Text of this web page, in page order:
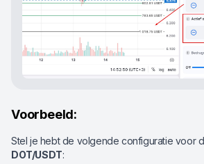
Voorbeeld:
Stel je hebt de volgende configuratie voor
DOT/USDT: